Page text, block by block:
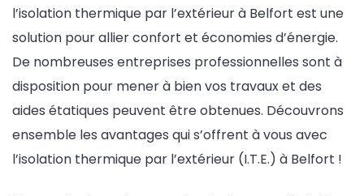
l’isolation thermique par l’extérieur à Belfort est une
solution pour allier confort et économies d’énergie.
De nombreuses entreprises professionnelles sont à
disposition pour mener à bien vos travaux et des
aides étatiques peuvent être obtenues. Découvrons
ensemble les avantages qui s’offrent à vous avec
l’isolation thermique par l’extérieur (I.T.E.) à Belfort !